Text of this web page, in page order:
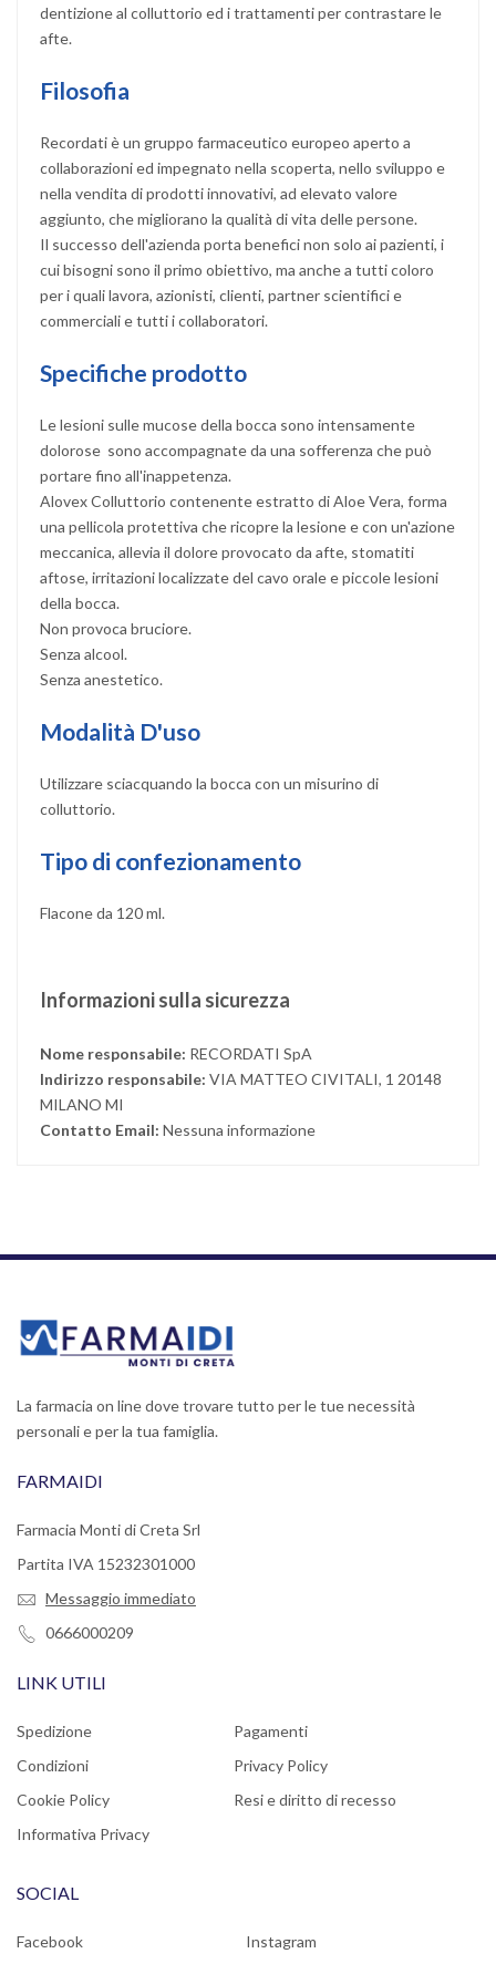
dentizione al colluttorio ed i trattamenti per contrastare le
afte.
Filosofia
Recordati è un gruppo farmaceutico europeo aperto a
collaborazioni ed impegnato nella scoperta, nello sviluppo e
nella vendita di prodotti innovativi, ad elevato valore
aggiunto, che migliorano la qualità di vita delle persone.
Il successo dell'azienda porta benefici non solo ai pazienti, i
cui bisogni sono il primo obiettivo, ma anche a tutti coloro
per i quali lavora, azionisti, clienti, partner scientifici e
commerciali e tutti i collaboratori.
Specifiche prodotto
Le lesioni sulle mucose della bocca sono intensamente
dolorose sono accompagnate da una sofferenza che può
portare fino all'inappetenza.
Alovex Colluttorio contenente estratto di Aloe Vera, forma
una pellicola protettiva che ricopre la lesione e con un'azione
meccanica, allevia il dolore provocato da afte, stomatiti
aftose, irritazioni localizzate del cavo orale e piccole lesioni
della bocca.
Non provoca bruciore.
Senza alcool.
Senza anestetico.
Modalità D'uso
Utilizzare sciacquando la bocca con un misurino di
colluttorio.
Tipo di confezionamento
Flacone da 120 ml.
Informazioni sulla sicurezza
Nome responsabile: RECORDATI SpA
Indirizzo responsabile: VIA MATTEO CIVITALI, 1 20148
MILANO MI
Contatto Email: Nessuna informazione
La farmacia on line dove trovare tutto per le tue necessità
personali e per la tua famiglia.
FARMAIDI
Farmacia Monti di Creta Srl
Partita IVA 15232301000
Messaggio immediato
0666000209
LINK UTILI
Spedizione
Pagamenti
Condizioni
Privacy Policy
Cookie Policy
Resi e diritto di recesso
Informativa Privacy
SOCIAL
Facebook Instagram